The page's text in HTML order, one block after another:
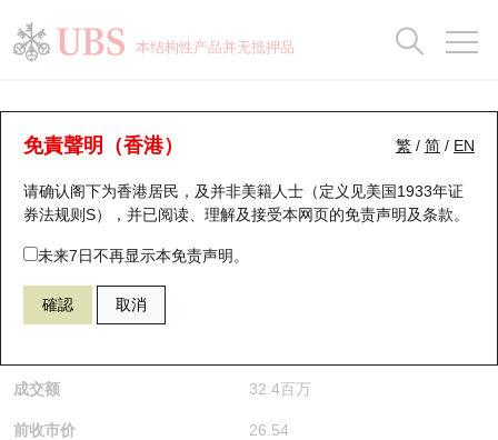
本结构性产品并无抵押品
繁 / 简 / EN
免責聲明（香港）
请确认阁下为香港居民，及并非美籍人士（定义见美国1933年证
券法规则S），并已阅读、理解及接受本网页的免责声明及条款。
未来7日不再显示本免责声明。
確認 取消
正股分析仪
9973 奇瑞汽车
(9973) 奇瑞汽车
$26 0.54 (-2.04%)
成交额 32.4百万
前收市价 26.54
瑞银认股证一览
新发行瑞银认股证
即将到期认股证
认股证到期结算价查找
认股证分析仪
街货统计
比较
牛熊全景快搜
牛熊证搜寻
牛熊证街货分布图
正股牛熊证列表
新发行瑞银牛熊证
街货统计
比较
十大升幅/跌幅
十大认股证成交分布
十天股证占大市成交
资金流
街货统计
正股分析仪
二十大活跃股份
恒指成份股
国指成份股
科指成份股
持股比重
显示所有持股比重
每月轮证大市专题
轮证专栏
讲座及教育短片
认股证投资者教育
牛熊证投资者教育